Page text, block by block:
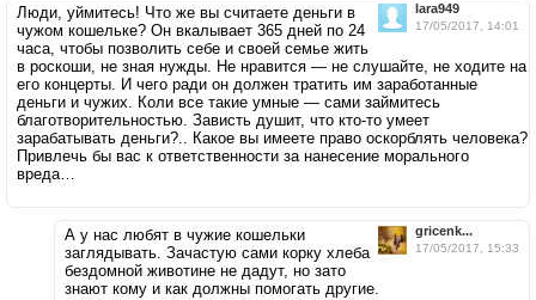
lara949
17/05/2017, 14:01
Люди, уймитесь! Что же вы считаете деньги в
чужом кошельке? Он вкалывает 365 дней по 24
часа, чтобы позволить себе и своей семье жить
в роскоши, не зная нужды. Не нравится — не слушайте, не ходите на
его концерты. И чего ради он должен тратить им заработанные
деньги и чужих. Коли все такие умные — сами займитесь
благотворительностью. Зависть душит, что кто-то умеет
зарабатывать деньги?.. Какое вы имеете право оскорблять человека?
Привлечь бы вас к ответственности за нанесение морального
вреда…
gricenk...
17/05/2017, 15:33
А у нас любят в чужие кошельки
заглядывать. Зачастую сами корку хлеба
бездомной животине не дадут, но зато
знают кому и как должны помогать другие.